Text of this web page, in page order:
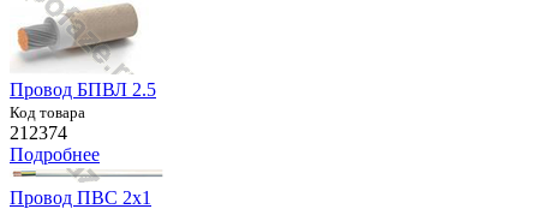
Провод БПВЛ 2.5
Код товара
212374
Подробнее
Провод ПВС 2х1